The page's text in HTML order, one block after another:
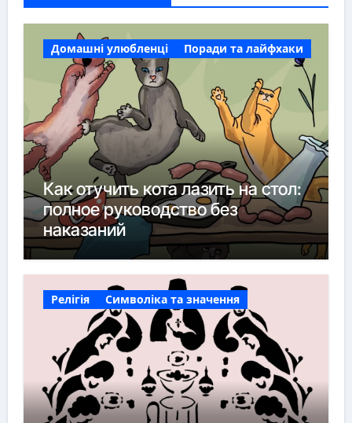
Домашні улюбленці Поради та лайфхаки
Как отучить кота лазить на стол:
полное руководство без
наказаний
Релігія Символіка та значення